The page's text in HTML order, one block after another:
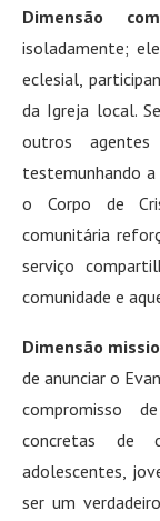
Dimensão
isoladamente;
eclesial,
da Igreja local.
outros
testemunhando
o Corpo de
comunitária
serviço
comunidade e
Dimensão
de anunciar o
compromisso
concretas de
adolescentes,
ser um